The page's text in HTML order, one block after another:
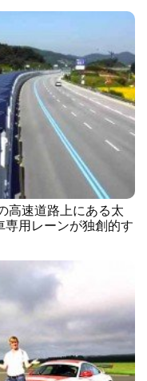
高速道路上にある太
専用レーンが独創的す